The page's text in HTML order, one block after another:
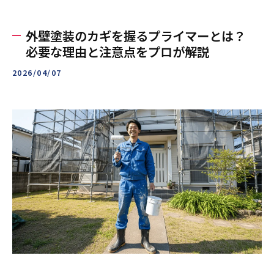
外壁塗装のカギを握るプライマーとは？
必要な理由と注意点をプロが解説
2026/04/07